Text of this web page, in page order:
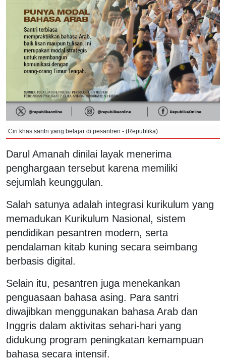
Ciri khas santri yang belajar di pesantren - (Republika)
Darul Amanah dinilai layak menerima
penghargaan tersebut karena memiliki
sejumlah keunggulan.
Salah satunya adalah integrasi kurikulum yang
memadukan Kurikulum Nasional, sistem
pendidikan pesantren modern, serta
pendalaman kitab kuning secara seimbang
berbasis digital.
Selain itu, pesantren juga menekankan
penguasaan bahasa asing. Para santri
diwajibkan menggunakan bahasa Arab dan
Inggris dalam aktivitas sehari-hari yang
didukung program peningkatan kemampuan
bahasa secara intensif.